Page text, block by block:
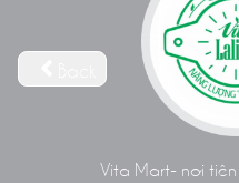
Vita Mart- nơi